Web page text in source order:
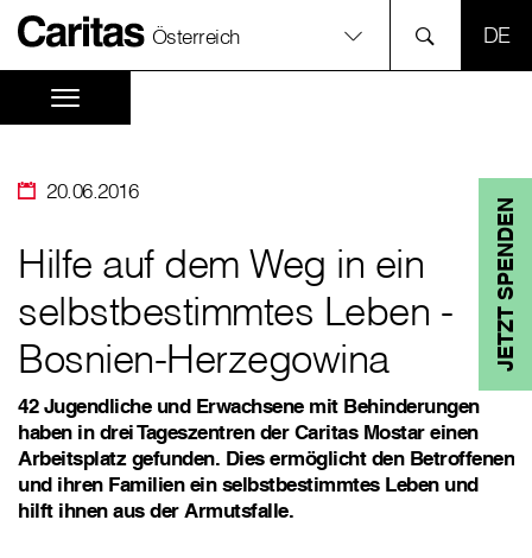
Österreich
JETZT SPENDEN
20.06.2016
Hilfe auf dem Weg in ein
selbstbestimmtes Leben -
Bosnien-Herzegowina
42 Jugendliche und Erwachsene mit Behinderungen
haben in drei Tageszentren der Caritas Mostar einen
Arbeitsplatz gefunden. Dies ermöglicht den Betroffenen
und ihren Familien ein selbstbestimmtes Leben und
hilft ihnen aus der Armutsfalle.